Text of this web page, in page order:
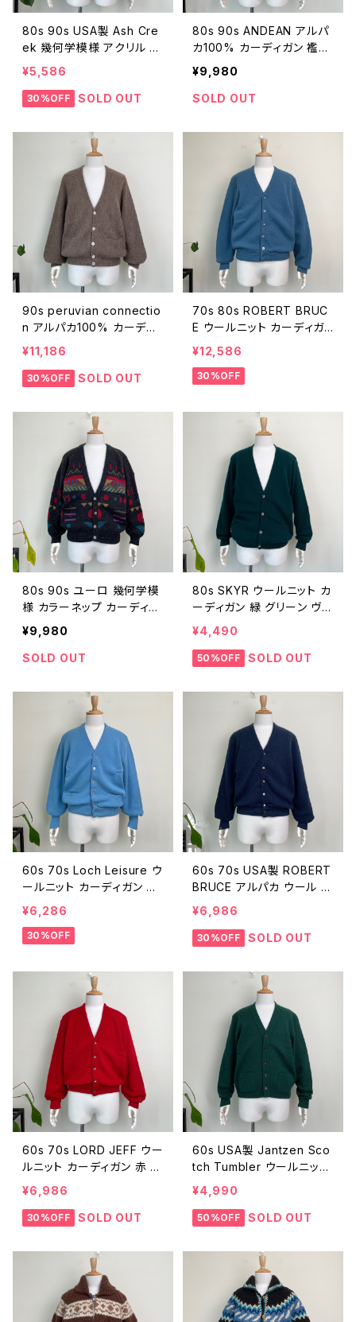
80s 90s USA製 Ash Cre
ek 幾何学模様 アクリル カ
ーディガン ヴィンテージ 古
着 総柄 ジオメトリック 柄ニ
ット 紺 ネイビー 白 ホワイ
ージ XL 26030101
¥5,586
30%OFF SOLD OUT
80s 90s ANDEAN アルパ
カ100% カーディガン 襤褸
ボロ ヴィンテージ 古着 グ
レー ニット 無地 グランジ 8
0年代 90年代 ビンテージ
¥9,980
SOLD OUT
90s peruvian connectio
n アルパカ100% カーディ
ガン ヴィンテージ 古着 茶
ブラウン ニット 無地 90年
代 ビンテージ ペルー S 26
¥11,186
30%OFF SOLD OUT
70s 80s ROBERT BRUC
E ウールニット カーディガ
ン くすみブルー ヴィンテー
ジ 古着 Arnold Palmer 青
水色 無地 70年代 80年代
¥12,586
30%OFF
80s 90s ユーロ 幾何学模
様 カラーネップ カーディガ
ン ヴィンテージ 古着 柄ニ
ット ウール アクリル 黒 ブ
ラック ジャカード 80年代
806
¥9,980
SOLD OUT
80s SKYR ウールニット カ
ーディガン 緑 グリーン ヴィ
ンテージ 古着 無地 80年
代 ビンテージ XL 260105
03
¥4,490
50%OFF SOLD OUT
60s 70s Loch Leisure ウ
ールニット カーディガン ヴ
ィンテージ 古着 水色 ライ
トブルー 無地 60年代 70
年代 ビンテージ M 251222
¥6,286
30%OFF
60s 70s USA製 ROBERT
BRUCE アルパカ ウール カ
ーディガン BORO ボロ ヴ
ィンテージ 古着 紺 ネイビ
ー 無地 ニット 60年代 70
1
¥6,986
30%OFF SOLD OUT
60s 70s LORD JEFF ウー
ルニット カーディガン 赤 レ
ッド ヴィンテージ 古着 無
地 60年代 ビンテージ L 2
5122210
¥6,986
30%OFF SOLD OUT
60s USA製 Jantzen Sco
tch Tumbler ウールニット
カーディガン ヴィンテージ
古着 緑 グリーン 無地 60
年代 ビンテージ M 251222
¥4,990
50%OFF SOLD OUT